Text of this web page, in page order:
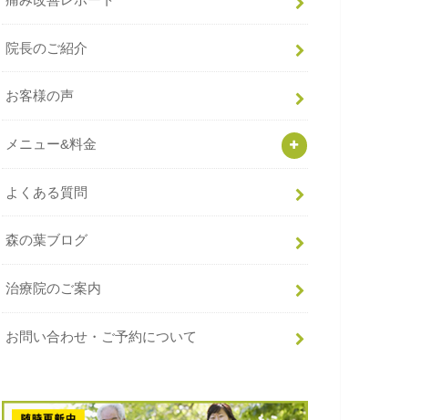
院長のご紹介
お客様の声
メニュー&料金
よくある質問
森の葉ブログ
治療院のご案内
お問い合わせ・ご予約について